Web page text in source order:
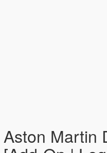
Aston Martin